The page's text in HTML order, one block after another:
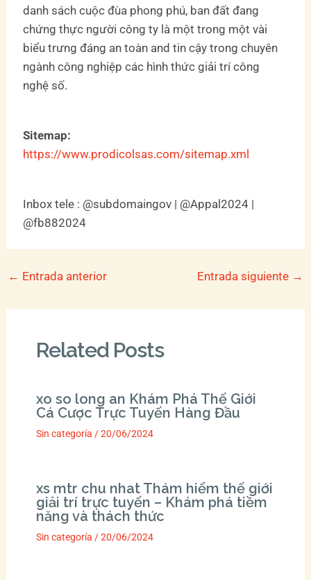
danh sách cuộc đùa phong phú, ban đất đang
chứng thực người công ty là một trong một vài
biểu trưng đáng an toàn and tin cậy trong chuyên
ngành công nghiệp các hình thức giải trí công
nghệ số.
Sitemap:
https://www.prodicolsas.com/sitemap.xml
Inbox tele : @subdomaingov | @Appal2024 |
@fb882024
← Entrada anterior Entrada siguiente →
Related Posts
xo so long an Khám Phá Thế Giới
Cá Cược Trực Tuyến Hàng Đầu
Sin categoría /20/06/2024
xs mtr chu nhat Thám hiểm thế giới
giải trí trực tuyến – Khám phá tiềm
năng và thách thức
Sin categoría /20/06/2024